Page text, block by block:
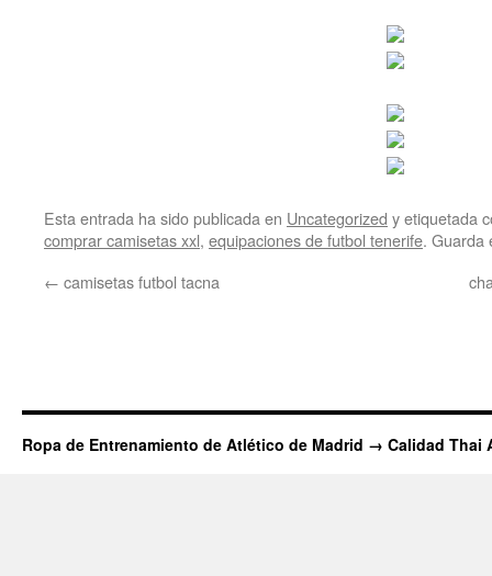
Esta entrada ha sido publicada en Uncategorized y etiquetada
comprar camisetas xxl, equipaciones de futbol tenerife. Guarda
← camisetas futbol tacna
Ropa de Entrenamiento de Atlético de Madrid → Calidad Thai